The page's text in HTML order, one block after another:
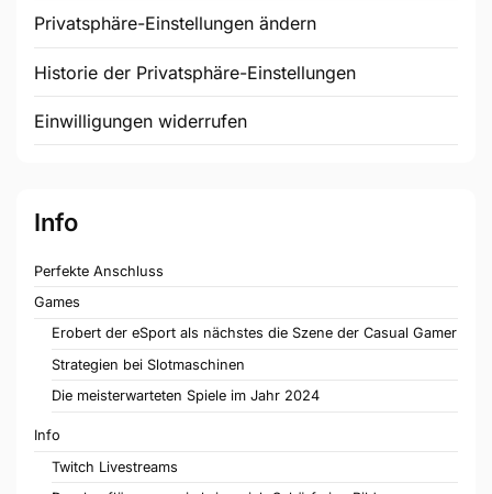
Privatsphäre-Einstellungen ändern
Historie der Privatsphäre-Einstellungen
Einwilligungen widerrufen
Info
Perfekte Anschluss
Games
Erobert der eSport als nächstes die Szene der Casual Gamer
Strategien bei Slotmaschinen
Die meisterwarteten Spiele im Jahr 2024
Info
Twitch Livestreams